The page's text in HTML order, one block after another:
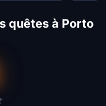
quêtes à Porto